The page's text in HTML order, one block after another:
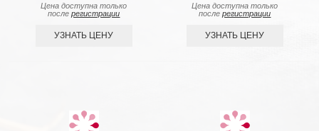
Цена доступна только
послерегистрации
УЗНАТЬ ЦЕНУ
Цена доступна только
послерегистрации
УЗНАТЬ ЦЕНУ